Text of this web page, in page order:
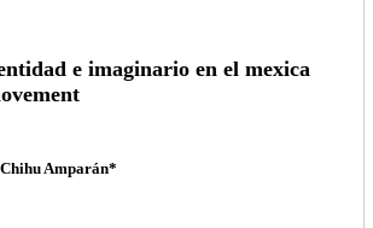
e imaginario en el mexica
Amparán*